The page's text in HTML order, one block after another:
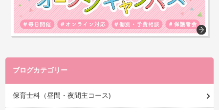
ブログカテゴリー
保育士科（昼間・夜間主コース)